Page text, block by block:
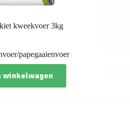
kweekvoer 3kg
papegaaienvoer
winkelwagen